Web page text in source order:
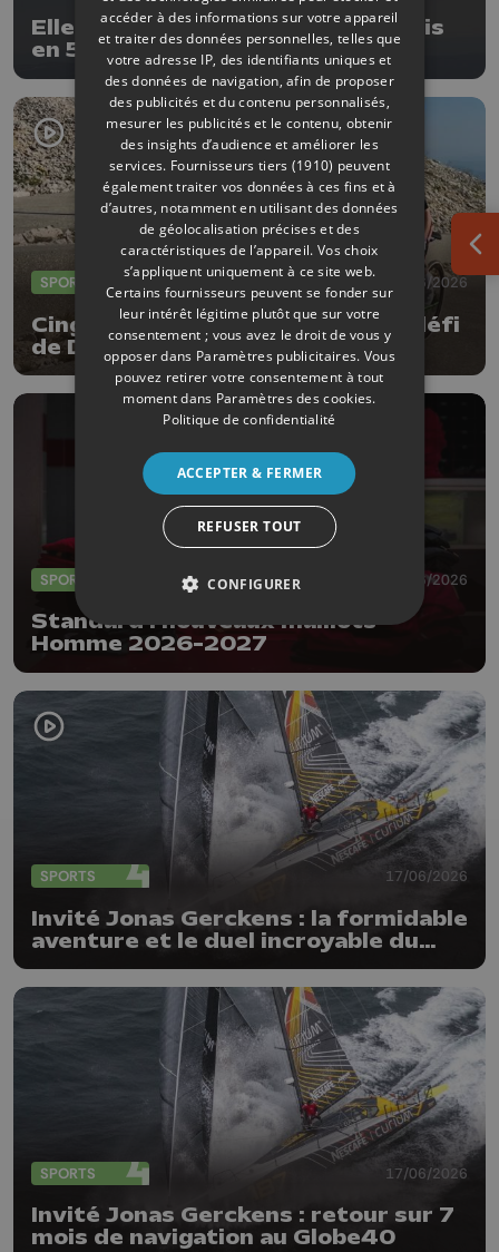
Elle a gravi le Mont Ventoux 15 fois
en 5 jours ! Pari fou réussi pour
Delphine Thirifays
SPORTS 25/06/2026
Cinglée du Ventoux : le nouveau défi
de Delphine Thirifays !
SPORTS 24/06/2026
Standard : nouveaux maillots
Homme 2026-2027
SPORTS 17/06/2026
Invité Jonas Gerckens : la formidable
aventure et le duel incroyable du
Globe40
SPORTS 17/06/2026
Invité Jonas Gerckens : retour sur 7
mois de navigation au Globe40
accéder à des informations sur votre appareil
et traiter des données personnelles, telles que
votre adresse IP, des identifiants uniques et
des données de navigation, afin de proposer
des publicités et du contenu personnalisés,
mesurer les publicités et le contenu, obtenir
des insights d’audience et améliorer les
services. Fournisseurs tiers (1910) peuvent
également traiter vos données à ces fins et à
d’autres, notamment en utilisant des données
de géolocalisation précises et des
caractéristiques de l’appareil. Vos choix
s’appliquent uniquement à ce site web.
Certains fournisseurs peuvent se fonder sur
leur intérêt légitime plutôt que sur votre
consentement ; vous avez le droit de vous y
opposer dans Paramètres publicitaires. Vous
pouvez retirer votre consentement à tout
moment dans Paramètres des cookies.
Politique de confidentialité
ACCEPTER & FERMER
REFUSER TOUT
CONFIGURER